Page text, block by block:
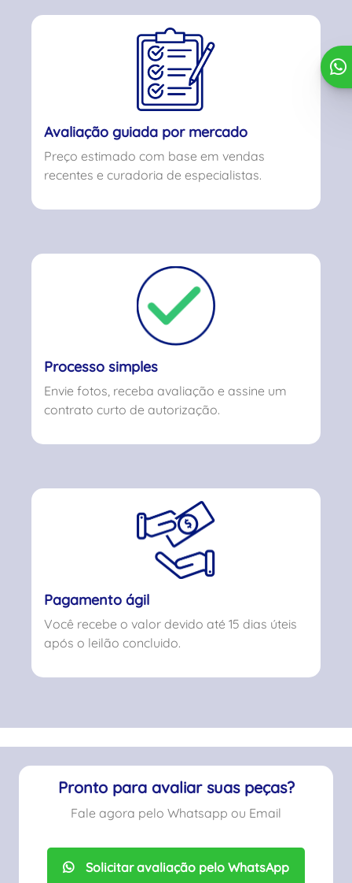
Avaliação guiada por mercado
Preço estimado com base em vendas
recentes e curadoria de especialistas.
Processo simples
Envie fotos, receba avaliação e assine um
contrato curto de autorização.
Pagamento ágil
Você recebe o valor devido até 15 dias úteis
após o leilão concluido.
Pronto para avaliar suas peças?
Fale agora pelo Whatsapp ou Email
Solicitar avaliação pelo WhatsApp